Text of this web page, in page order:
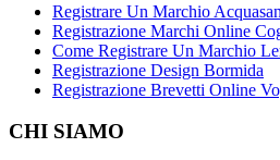
Registrare Un Marchio
Registrazione Marchi Online
Come Registrare Un Marchio
Registrazione Design Bormida
Registrazione Brevetti Online
Footer
CHI SIAMO